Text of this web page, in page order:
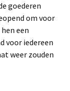
goederen
om voor
een
voor iedereen
weer zouden